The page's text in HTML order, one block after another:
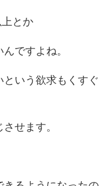
とか
ですよね。
いう欲求もくすぐ
せます。